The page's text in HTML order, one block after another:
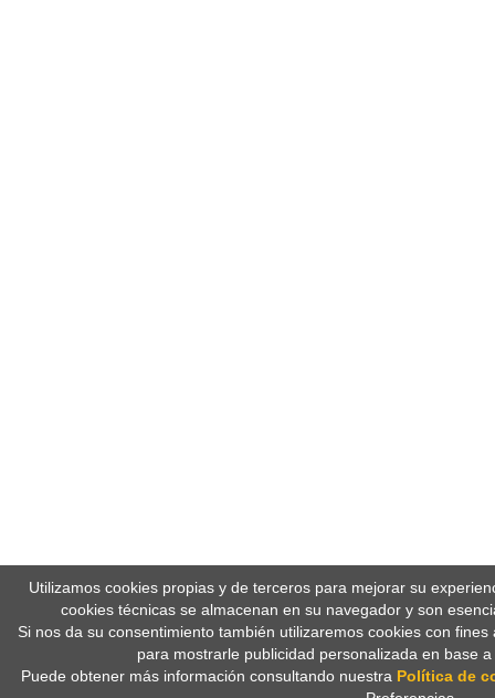
Utilizamos cookies propias y de terceros para mejorar su
cookies técnicas se almacenan en su navegador y son
Si nos da su consentimiento también utilizaremos cookies con
para mostrarle publicidad personalizada en base
Puede obtener más información consultando nuestra Política de